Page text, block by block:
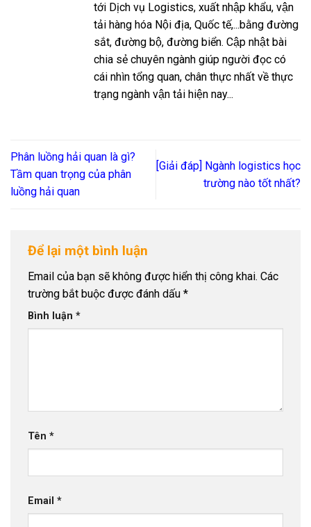
tới Dịch vụ Logistics, xuất nhập khẩu, vận
tải hàng hóa Nội địa, Quốc tế,...bằng đường
sắt, đường bộ, đường biển. Cập nhật bài
chia sẻ chuyên ngành giúp người đọc có
cái nhìn tổng quan, chân thực nhất về thực
trạng ngành vận tải hiện nay...
Phân luồng hải quan là gì?
Tầm quan trọng của phân
luồng hải quan
[Giải đáp] Ngành logistics học
trường nào tốt nhất?
Để lại một bình luận
Email của bạn sẽ không được hiển thị công khai. Các
trường bắt buộc được đánh dấu *
Bình luận *
Tên *
Email *